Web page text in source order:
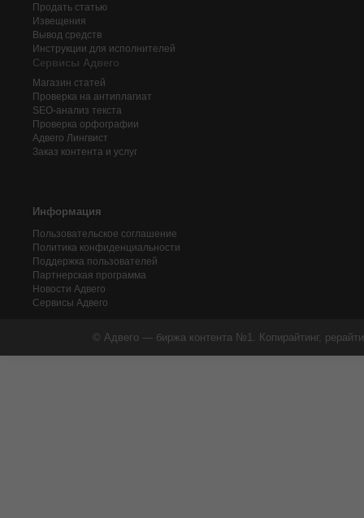
Продать статью
Извещения
Вывод средств
Инструкции для исполнителей
Сервисы Адвего
Магазин статей
Проверка на антиплагиат
SEO-анализ текста
Проверка орфографии
Адвего Лингвист
Заказ контента и услуг
Информация
Пользовательское соглашение
Политика конфиденциальности
Поддержка пользователей
Партнерская программа
Новости Адвего
Сервисы Адвего
© Адвего — биржа контента №1. Копирайтинг,